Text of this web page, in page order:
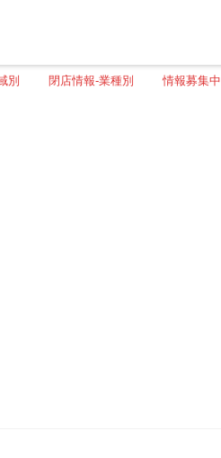
別 閉店情報-業種別 情報募集中